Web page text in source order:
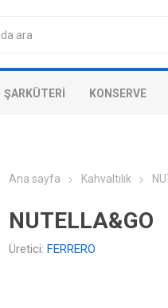
ŞARKÜTERI KONSERVE
Ana sayfa Kahvaltılık
NUTELLA&GO
Üretici: FERRERO